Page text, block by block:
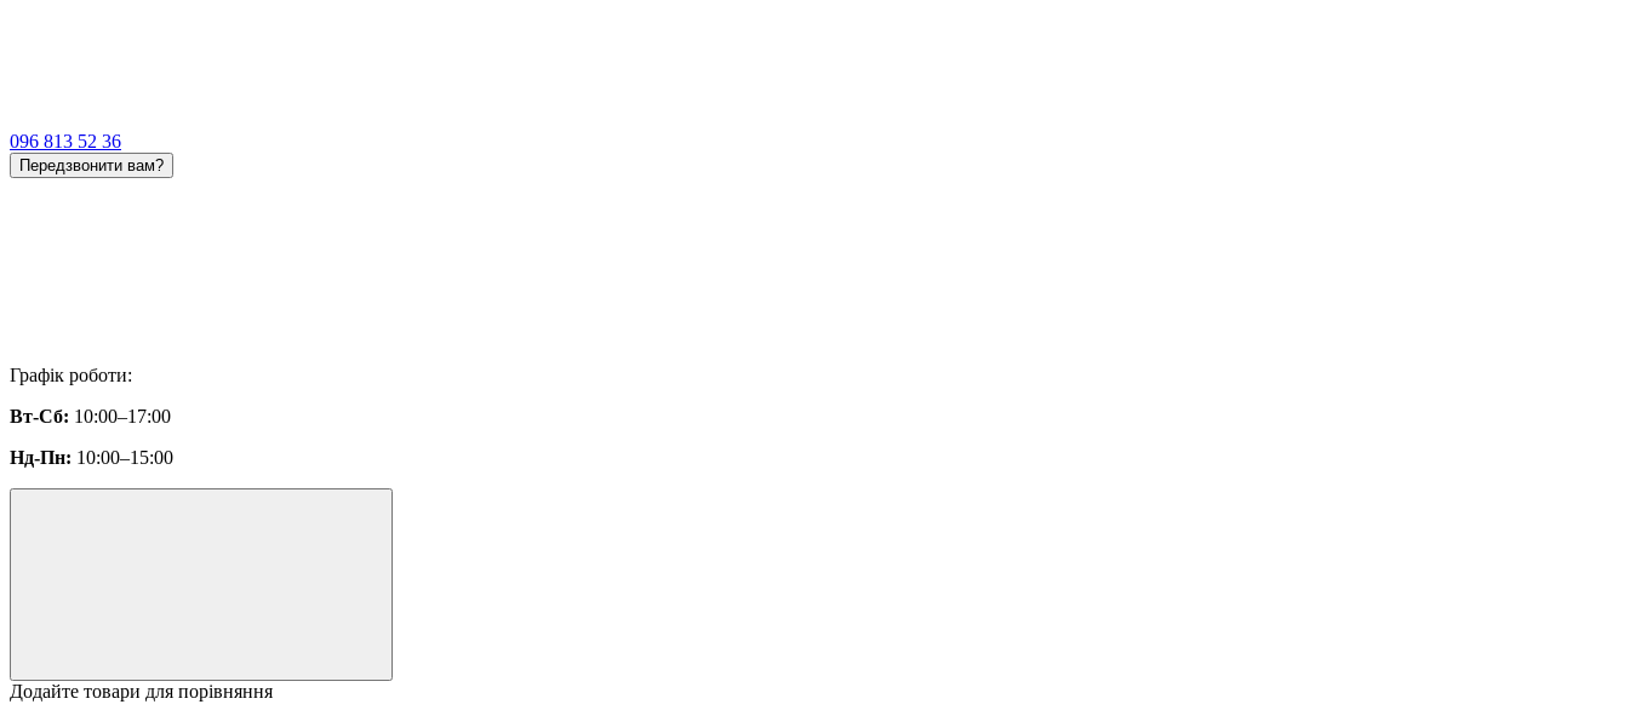
096 813 52 36
Передзвонити вам?
Графік роботи:
Вт-Сб: 10:00–17:00
Нд-Пн: 10:00–15:00
Додайте товари для порівняння